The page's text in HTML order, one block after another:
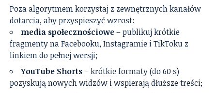
Poza algorytmem korzystaj z zewnętrznych kanałów
dotarcia, aby przyspieszyć wzrost:
media społecznościowe– publikuj krótkie
fragmenty na Facebooku, Instagramie i TikToku z
linkiem do pełnej wersji;
YouTube Shorts– krótkie formaty (do 60 s)
pozyskują nowych widzów i wspierają dłuższe treści;